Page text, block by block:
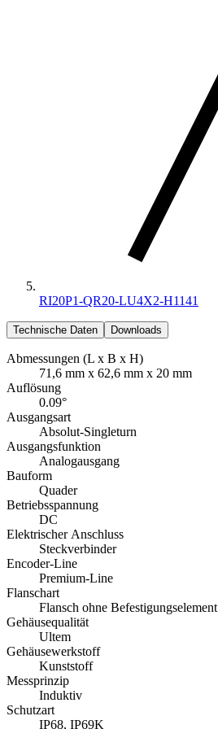
RI20P1-QR20-LU4X2-H1141
Technische Daten Downloads
Abmessungen (L x B x H)
71,6 mm x 62,6 mm x 20 mm
Auflösung
0.09°
Ausgangsart
Absolut-Singleturn
Ausgangsfunktion
Analogausgang
Bauform
Quader
Betriebsspannung
DC
Elektrischer Anschluss
Steckverbinder
Encoder-Line
Premium-Line
Flanschart
Flansch ohne Befestigungselement
Gehäusequalität
Ultem
Gehäusewerkstoff
Kunststoff
Messprinzip
Induktiv
Schutzart
IP68, IP69K